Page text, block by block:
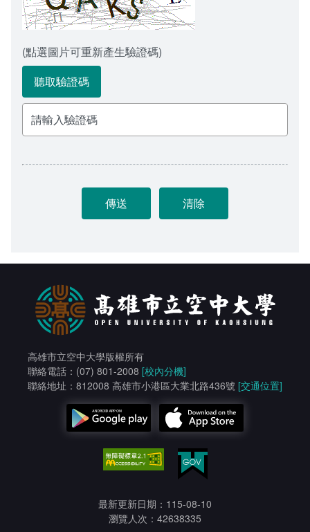
(點選圖片可重新產生驗證碼)
聽取驗證碼
高雄市立空中大學版權所有
聯絡電話：(07) 801-2008 [校內分機]
聯絡地址：812008 高雄市小港區大業北路436號 [交通位置]
最新更新日期：115-08-10
瀏覽人次：42638335